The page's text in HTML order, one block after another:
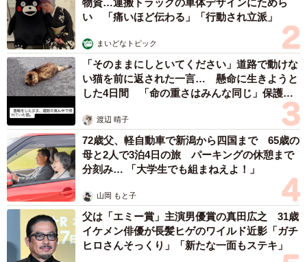
のリボ払いを頻繁に利用していて、学生ローンやカーロー
ンも多額であった。消費者金融からの借り入れもあった
（30代男性）
・奨学金の返済があったことを、事前に説明してほしかっ
た（50代以上女性）
【7位 ギャンブルしている】
・隠れてギャンブルしていて、ローンもブラックリストに
載っていて通らなかった（30代女性）
・パチンコ好きで、一度行くと飽きるまで毎日のように通
いたくなるようだった（40代女性）
結婚後に配偶者のお金の使い方で困ったこと
い 「痛いほど伝わる」「行動され立派」
まいどなトピック
「そのままにしといてください」道路で動けな
い猫を前に返された一言… 懸命に生きようと
した4日間 「命の重さはみんな同じ」保護団
渡辺 晴子
72歳父、軽自動車で新潟から四国まで 65歳の
母と2人で3泊4日の旅 パーキングの休憩まで
分刻み… 「大学生でも組まねえよ！」
山岡 もと子
父は「エミー賞」主演男優賞の真田広之 31歳
イケメン俳優が長髪ヒゲのワイルド近影「ガチ
ヒロさんそっくり」「新たな一面もステキ」